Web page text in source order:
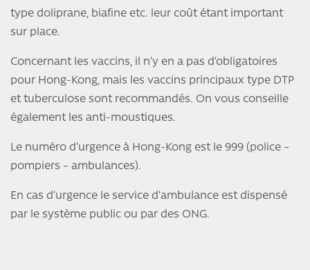
type doliprane, biafine etc. leur coût étant important
sur place.
Concernant les vaccins, il n’y en a pas d’obligatoires
pour Hong-Kong, mais les vaccins principaux type DTP
et tuberculose sont recommandés. On vous conseille
également les anti-moustiques.
Le numéro d’urgence à Hong-Kong est le 999 (police –
pompiers – ambulances).
En cas d’urgence le service d’ambulance est dispensé
par le système public ou par des ONG.